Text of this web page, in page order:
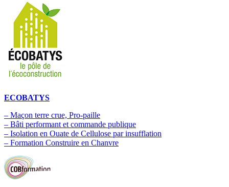
ECOBATYS
– Maçon terre crue, Pro-paille
– Bâti performant et commande publique
– Isolation en Ouate de Cellulose par insufflation
– Formation Construire en Chanvre